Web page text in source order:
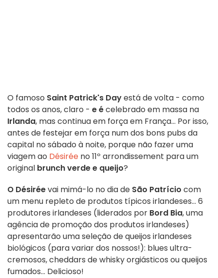
O famoso Saint Patrick's Dayestá de volta - como
todos os anos, claro - e écelebrado em massa na
Irlanda, mas continua em força em França... Por isso,
antes de festejar em força num dos bons pubs da
capital no sábado à noite, porque não fazer uma
viagem ao Désirée no 11º arrondissement para um
original brunch verde e queijo?
O Désiréevai mimá-lo no dia de São Patrício com
um menu repleto de produtos típicos irlandeses... 6
produtores irlandeses (liderados por Bord Bia, uma
agência de promoção dos produtos irlandeses)
apresentarão uma seleção de queijos irlandeses
biológicos (para variar dos nossos!): blues ultra-
cremosos, cheddars de whisky orgiásticos ou queijos
fumados... Delicioso!